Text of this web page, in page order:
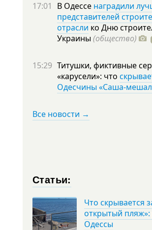
17:01 В Одессе наградили
представителей
отрасли ко Дню
Украины (общество)
15:29 Титушки, фиктивные
«карусели»: что
Одесчины «Саша-
Все новости →
Статьи:
Что скрывается
открытый
Одессы